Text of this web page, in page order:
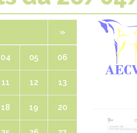
»
04 05 06
11 12 13
18 19 20